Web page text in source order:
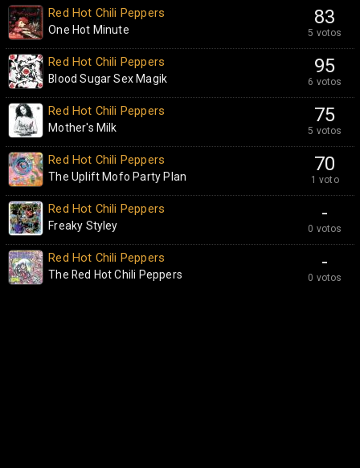
83
5 votos
Red Hot Chili Peppers
One Hot Minute
95
6 votos
Red Hot Chili Peppers
Blood Sugar Sex Magik
75
5 votos
Red Hot Chili Peppers
Mother's Milk
70
1 voto
Red Hot Chili Peppers
The Uplift Mofo Party Plan
-
0 votos
Red Hot Chili Peppers
Freaky Styley
-
0 votos
Red Hot Chili Peppers
The Red Hot Chili Peppers